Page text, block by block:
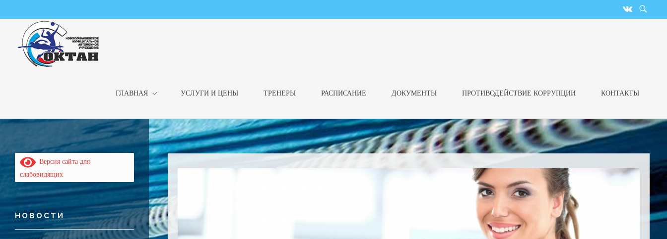
ГЛАВНАЯ УСЛУГИ И ЦЕНЫ ТРЕНЕРЫ РАСПИСАНИЕ ДОКУМЕНТЫ ПРОТИВОДЕЙСТВИЕ КОРРУПЦИИ КОНТАКТЫ
Версия сайта для
слабовидящих
НОВОСТИ